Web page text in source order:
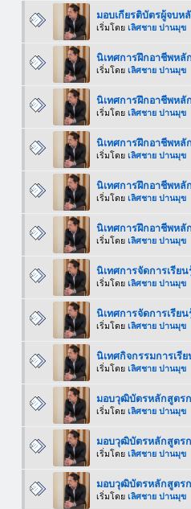
มอบเกียรติบัตรผู้จบห
เริ่มโดย เลิศชาย ปานมุข
นิเทศการฝึกอาชีพหลั
เริ่มโดย เลิศชาย ปานมุข
นิเทศการฝึกอาชีพหลั
เริ่มโดย เลิศชาย ปานมุข
นิเทศการฝึกอาชีพหลั
เริ่มโดย เลิศชาย ปานมุข
นิเทศการฝึกอาชีพหลั
เริ่มโดย เลิศชาย ปานมุข
นิเทศการฝึกอาชีพหลัก
เริ่มโดย เลิศชาย ปานมุข
นิเทศการจัดการเรีย
เริ่มโดย เลิศชาย ปานมุข
นิเทศการจัดการเรีย
เริ่มโดย เลิศชาย ปานมุข
นิเทศกิจกรรมการเรี
เริ่มโดย เลิศชาย ปานมุข
มอบวุฒิบัตรหลักสูตร
เริ่มโดย เลิศชาย ปานมุข
มอบวุฒิบัตรหลักสูตรก
เริ่มโดย เลิศชาย ปานมุข
มอบวุฒิบัตรหลักสูตรก
เริ่มโดย เลิศชาย ปานมุข